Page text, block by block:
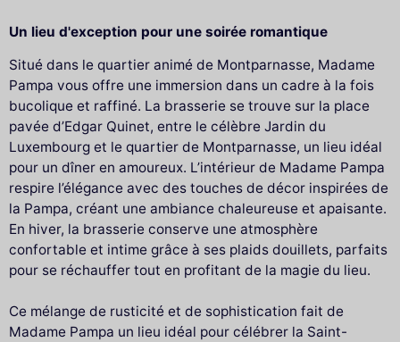
Un lieu d'exception pour une soirée romantique
Situé dans le quartier animé de Montparnasse, Madame
Pampa vous offre une immersion dans un cadre à la fois
bucolique et raffiné. La brasserie se trouve sur la place
pavée d’Edgar Quinet, entre le célèbre Jardin du
Luxembourg et le quartier de Montparnasse, un lieu idéal
pour un dîner en amoureux. L’intérieur de Madame Pampa
respire l’élégance avec des touches de décor inspirées de
la Pampa, créant une ambiance chaleureuse et apaisante.
En hiver, la brasserie conserve une atmosphère
confortable et intime grâce à ses plaids douillets, parfaits
pour se réchauffer tout en profitant de la magie du lieu.
Ce mélange de rusticité et de sophistication fait de
Madame Pampa un lieu idéal pour célébrer la Saint-